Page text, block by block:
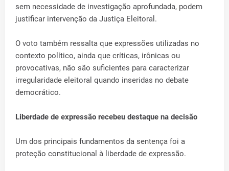
sem necessidade de investigação aprofundada, podem
justificar intervenção da Justiça Eleitoral.
O voto também ressalta que expressões utilizadas no
contexto político, ainda que críticas, irônicas ou
provocativas, não são suficientes para caracterizar
irregularidade eleitoral quando inseridas no debate
democrático.
Liberdade de expressão recebeu destaque na decisão
Um dos principais fundamentos da sentença foi a
proteção constitucional à liberdade de expressão.